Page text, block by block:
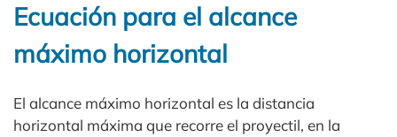
Ecuación para el alcance
máximo horizontal
El alcance máximo horizontal es la distancia
horizontal máxima que recorre el proyectil, en la